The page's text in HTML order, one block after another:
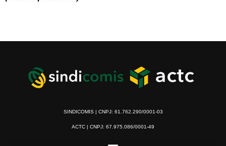
SINDICOMIS | CNPJ: 61.762.290/0001-03
ACTC | CNPJ: 67.975.086/0001-49